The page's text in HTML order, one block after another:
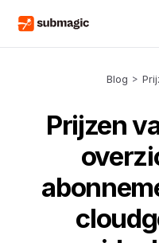
Blog >
Prijzen